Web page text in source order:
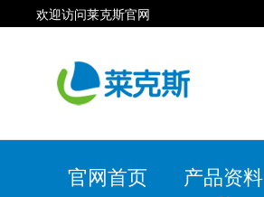
欢迎访问莱克斯官网
官网首页 产品资料